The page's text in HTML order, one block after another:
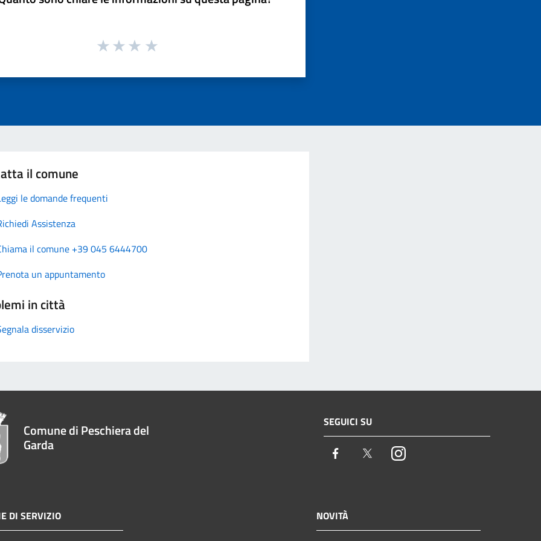
il comune
le domande frequenti
Assistenza
il comune +39 045 6444700
un appuntamento
in città
disservizio
Comune di Peschiera del
Garda
SEGUICI SU
Facebook TwitterInstagram
DI SERVIZIO NOVITÀ